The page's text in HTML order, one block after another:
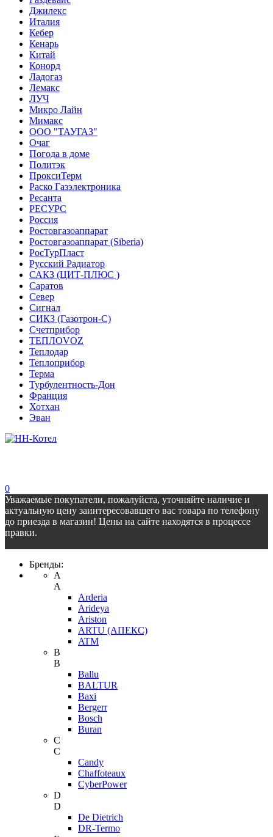
Джилекс
Италия
Кебер
Кенарь
Китай
Конорд
Ладогаз
Лемакс
ЛУЧ
Микро Лайн
Мимакс
ООО "ТАУГАЗ"
Очаг
Погода в доме
Политэк
ПроксиТерм
Раско Газэлектроника
Ресанта
РЕСУРС
Россия
Ростовгазоаппарат
Ростовгазоаппарат (Siberia)
РосТурПласт
Русский Радиатор
САКЗ (ЦИТ-ПЛЮС )
Саратов
Север
Сигнал
СИКЗ (Газотрон-С)
Счетприбор
ТЕПЛОVOZ
Теплодар
Теплоприбор
Терма
Турбулентность-Дон
Франция
Хотхан
Эван
0
Уважаемые покупатели, пожалуйста, уточняйте наличие и
актуальную цену заинтересовавшего вас товара по телефону
до приезда в магазин! Цены на сайте находятся в процессе
правки.
Бренды:
A
A
Arderia
Arideya
Ariston
ARTU (АПЕКС)
ATM
B
B
Ballu
BALTUR
Baxi
Bergerr
Bosch
Buran
C
C
Candy
Chaffoteaux
CyberPower
D
D
De Dietrich
DR-Termo